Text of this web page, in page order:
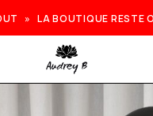
» LA BOUTIQUE RESTE